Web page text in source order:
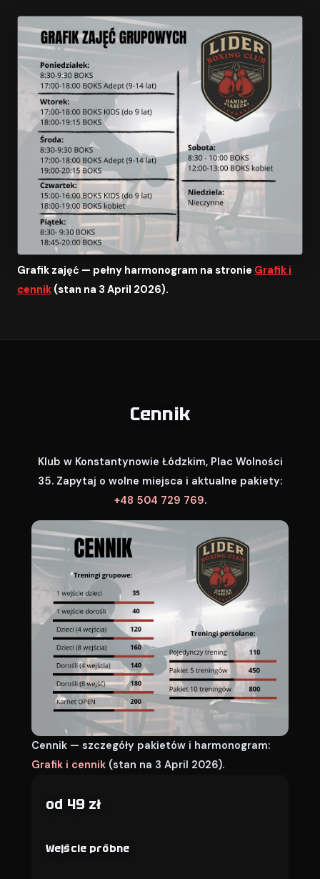
Grafik zajęć — pełny harmonogram na stronie Grafik i
cennik (stan na 3 April 2026).
Cennik
Klub w Konstantynowie Łódzkim, Plac Wolności
35. Zapytaj o wolne miejsca i aktualne pakiety:
+48 504 729 769.
Cennik — szczegóły pakietów i harmonogram:
Grafik i cennik (stan na 3 April 2026).
od 49 zł
Wejście próbne